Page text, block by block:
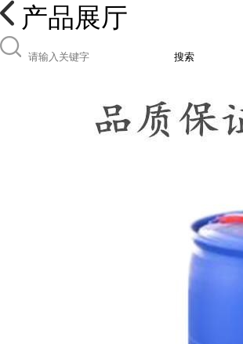
产品展厅
搜索